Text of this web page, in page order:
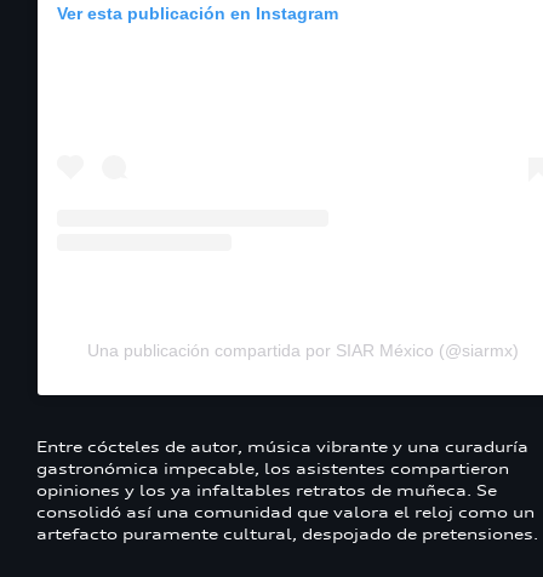
Ver esta publicación en Instagram
Una publicación compartida por SIAR México (@siarmx)
Entre cócteles de autor, música vibrante y una curaduría
gastronómica impecable, los asistentes compartieron
opiniones y los ya infaltables retratos de muñeca. Se
consolidó así una comunidad que valora el reloj como un
artefacto puramente cultural, despojado de pretensiones.